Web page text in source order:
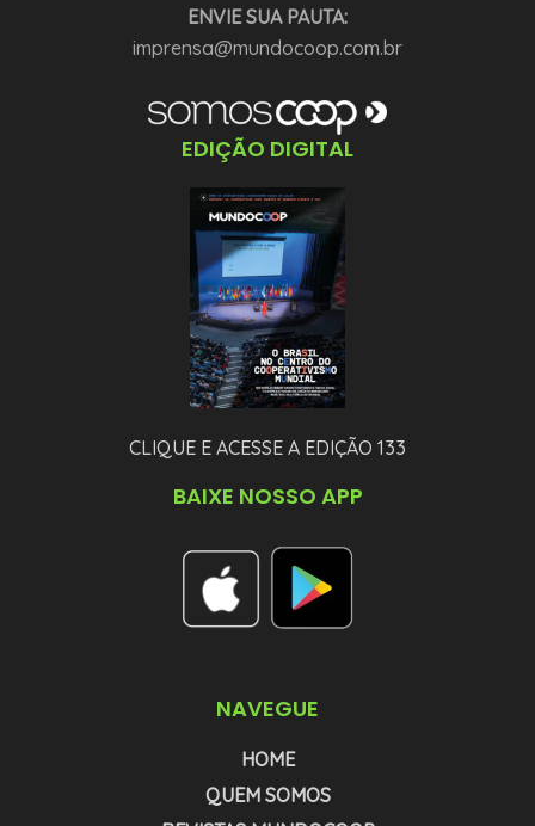
ENVIE SUA PAUTA:
imprensa@mundocoop.com.br
EDIÇÃO DIGITAL
CLIQUE E ACESSE A EDIÇÃO 133
BAIXE NOSSO APP
NAVEGUE
HOME
QUEM SOMOS